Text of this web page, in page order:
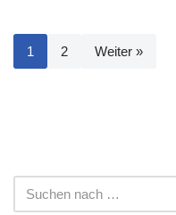
1 2 Weiter »